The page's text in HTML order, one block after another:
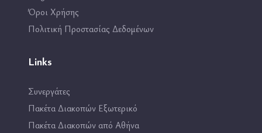
Όροι Χρήσης
Πολιτική Προστασίας Δεδομένων
Links
Συνεργάτες
Πακέτα Διακοπών Εξωτερικό
Πακέτα Διακοπών από Αθήνα